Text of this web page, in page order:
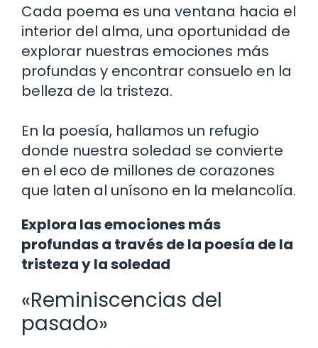
Cada poema es una ventana hacia el
interior del alma, una oportunidad de
explorar nuestras emociones más
profundas y encontrar consuelo en la
belleza de la tristeza.
En la poesía, hallamos un refugio
donde nuestra soledad se convierte
en el eco de millones de corazones
que laten al unísono en la melancolía.
Explora las emociones más
profundas a través de la poesía de la
tristeza y la soledad
«Reminiscencias del
pasado»